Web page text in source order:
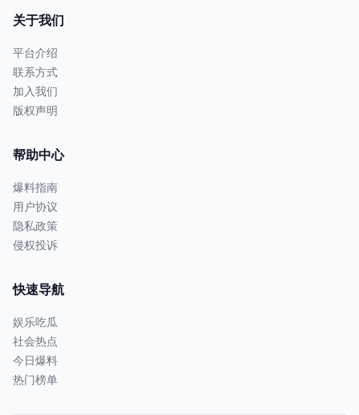
关于我们
平台介绍
联系方式
加入我们
版权声明
帮助中心
爆料指南
用户协议
隐私政策
侵权投诉
快速导航
娱乐吃瓜
社会热点
今日爆料
热门榜单